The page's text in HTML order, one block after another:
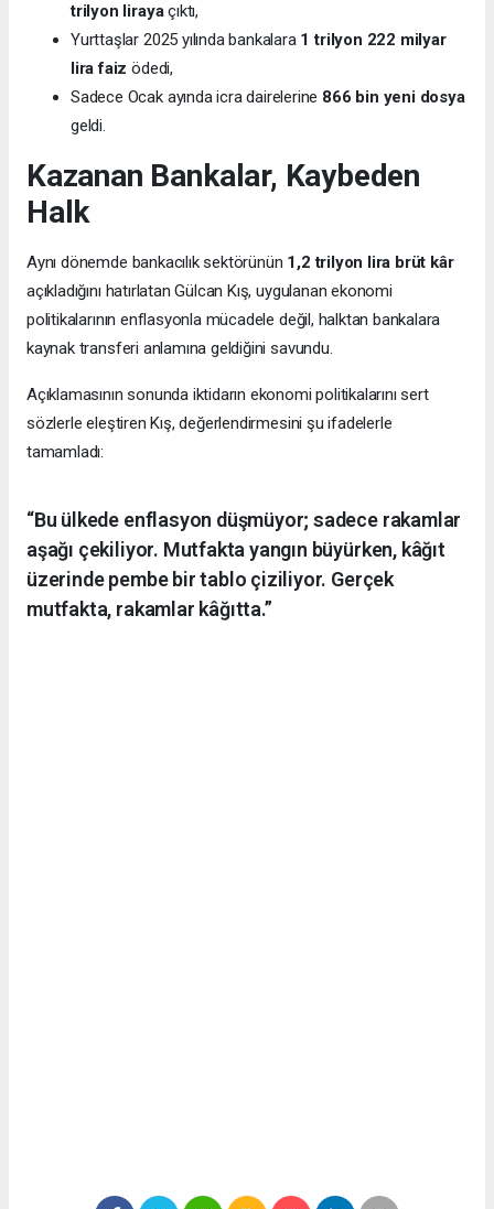
trilyon lirayaçıktı,
Yurttaşlar 2025 yılında bankalara 1 trilyon 222 milyar
lira faiz ödedi,
Sadece Ocak ayında icra dairelerine 866 bin yeni dosya
geldi.
Kazanan Bankalar, Kaybeden
Halk
Aynı dönemde bankacılık sektörünün 1,2 trilyon lira brüt kâr
açıkladığını hatırlatan Gülcan Kış, uygulanan ekonomi
politikalarının enflasyonla mücadele değil, halktan bankalara
kaynak transferi anlamına geldiğini savundu.
Açıklamasının sonunda iktidarın ekonomi politikalarını sert
sözlerle eleştiren Kış, değerlendirmesini şu ifadelerle
tamamladı:
“Bu ülkede enflasyon düşmüyor; sadece rakamlar
aşağı çekiliyor. Mutfakta yangın büyürken, kâğıt
üzerinde pembe bir tablo çiziliyor. Gerçek
mutfakta, rakamlar kâğıtta.”